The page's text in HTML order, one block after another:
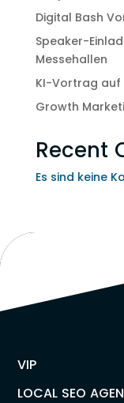
Digital Bash
Speaker-
Messehallen
KI-Vortrag auf
Growth
Recent
Es sind keine
VIP
LOCAL SEO